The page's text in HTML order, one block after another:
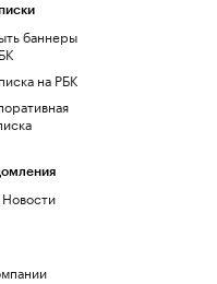
баннеры
на РБК
Новости